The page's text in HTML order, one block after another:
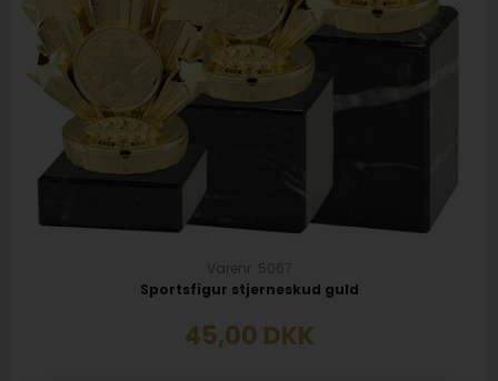
Varenr. 5067
Sportsfigur stjerneskud guld
45,00 DKK